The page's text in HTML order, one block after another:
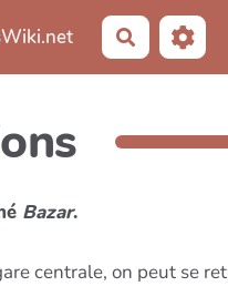
Rechercher
Bazar.
centrale, on peut se